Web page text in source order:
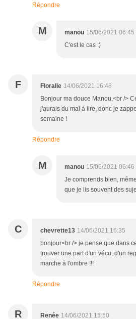
Répondre
M manou 15/06/2021 06:45
C'est le cas :)
F Floralie 14/06/2021 16:48
Bonjour ma douce Manou,<br />
j'aurais du mal à lire, donc je
semaine !
Répondre
M manou 15/06/2021 06:46
Je comprends bien,
que je lis souvent des
C chevrette13 14/06/2021 16:35
bonjour<br /> je pense que dans
trouver une part d'un vécu, d'un
marche à l'ombre !!!
Répondre
R Renée 14/06/2021 15:50